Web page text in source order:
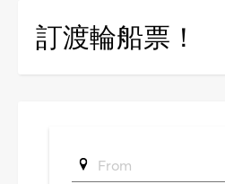
訂渡輪船票！